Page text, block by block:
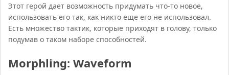
Этот герой дает возможность придумать что-то новое,
использовать его так, как никто еще его не использовал.
Есть множество тактик, которые приходят в голову, только
подумав о таком наборе способностей.
Morphling: Waveform